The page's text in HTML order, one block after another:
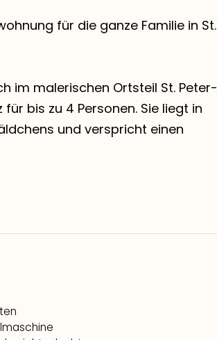
für die ganze Familie in St.
im malerischen Ortsteil St. Peter-
bis zu 4 Personen. Sie liegt in
und verspricht einen